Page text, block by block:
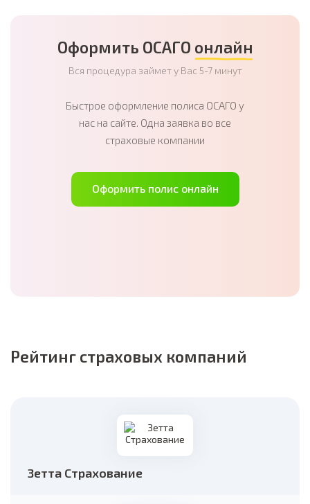
Оформить ОСАГО онлайн
Вся процедура займет у Вас 5-7 минут
Быстрое оформление полиса ОСАГО у
нас на сайте. Одна заявка во все
страховые компании
Оформить полис онлайн
Рейтинг страховых компаний
Зетта Страхование